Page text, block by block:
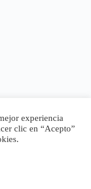
experiencia
clic en “Acepto”